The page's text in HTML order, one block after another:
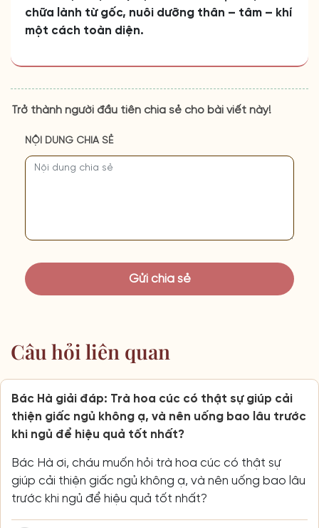
chữa lành từ gốc, nuôi dưỡng thân – tâm – khí
một cách toàn diện.
Trở thành người đầu tiên chia sẻ cho bài viết này!
NỘI DUNG CHIA SẺ
Câu hỏi liên quan
Bác Hà giải đáp: Trà hoa cúc có thật sự giúp cải
thiện giấc ngủ không ạ, và nên uống bao lâu trước
khi ngủ để hiệu quả tốt nhất?
Bác Hà ơi, cháu muốn hỏi trà hoa cúc có thật sự
giúp cải thiện giấc ngủ không ạ, và nên uống bao lâu
trước khi ngủ để hiệu quả tốt nhất?